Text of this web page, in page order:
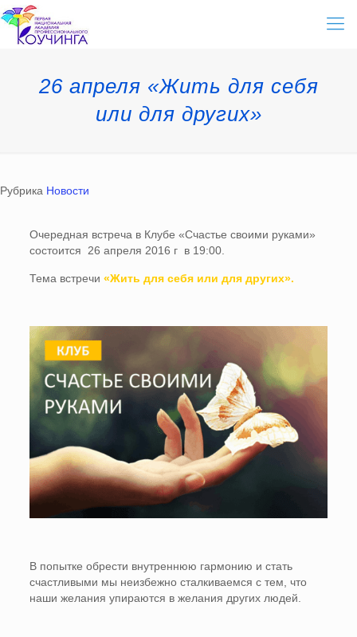
26 апреля «Жить для себя
или для других»
Рубрика Новости
Очередная встреча в Клубе «Счастье своими руками»
состоится 26 апреля 2016 г в 19:00.
Тема встречи «Жить для себя или для других».
В попытке обрести внутреннюю гармонию и стать
счастливыми мы неизбежно сталкиваемся с тем, что
наши желания упираются в желания других людей.